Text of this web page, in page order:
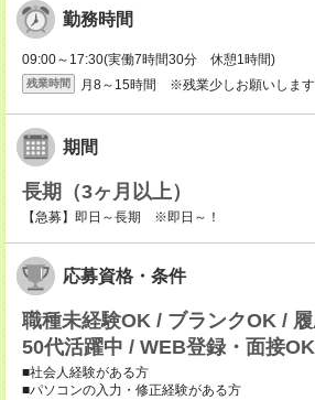
勤務時間
09:00～17:30(実働7時間30分 休憩1時間)
残業時間 月8～15時間 ※残業少しお願いします
期間
長期（3ヶ月以上）
【急募】即日～長期 ※即日～！
応募資格・条件
職種未経験OK / ブランクOK /
50代活躍中 / WEB登録・面接OK
■社会人経験がある方
■パソコンの入力・修正経験がある方